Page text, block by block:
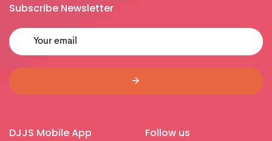
Subscribe Newsletter
DJJS Mobile App Follow us